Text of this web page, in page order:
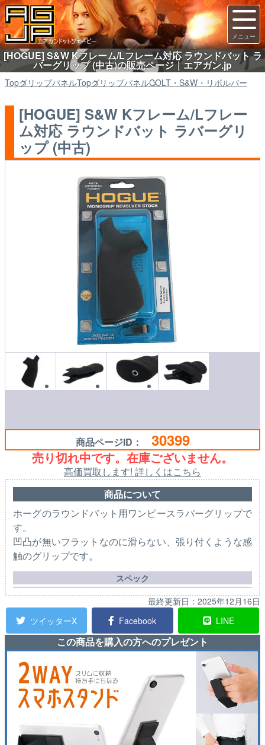
[HOGUE] S&W Kフレーム/Lフレーム対応 ラウンドバット ラ
バーグリップ (中古)の販売ページ｜エアガン.jp
TopグリップパネルTopグリップパネルCOLT・S&W・リボルバー
[HOGUE] S&W Kフレーム/Lフレー
ム対応 ラウンドバット ラバーグリ
ップ (中古)
商品ページID： 30399
売り切れ中です。在庫ございません。
高価買取します! 詳しくはこちら
商品について
ホーグのラウンドバット用ワンピースラバーグリップで
す。
凹凸が無いフラットなのに滑らない、張り付くような感
触のグリップです。
スペック
最終更新日： 2025年12月16日
ツイッターX
Facebook LINE
この商品を購入の方へのプレゼント